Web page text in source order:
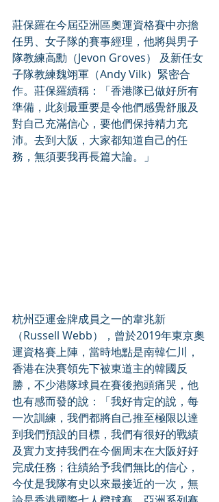
莊保羅在今屆亞洲區奧運資格賽中亦擔
任男、女子隊的賽事經理，他將與男子
隊教練高勳（Jevon Groves） 及新任女
子隊教練魏翊軍（Andy Vilk）緊密合
作。莊保羅續稱：「香港隊已做好所有
準備，此刻最重要是令他們感覺舒服及
對自己充滿信心，要他們保持精力充
沛。去到大阪，大家都知道自己的任
務，無須要我再長篇大論。」
杭州亞運金牌成員之一的韋兆新
（Russell Webb），曾於2019年東京奧
運資格賽上陣，當時地點是南韓仁川，
香港在決賽領先下被東道主的韓國反
勝，不少港隊球員在賽後抱頭痛哭，他
也有感而發的說：「我好肯定的說，每
一次訓練，我們都將自己推至極限以達
到我們預設的目標，我們有很好的戰績
及實力支持我們在今個周末在大阪好好
完成任務；往績給予我們無比的信心，
今仗是我隊有史以來最接近的一次，無